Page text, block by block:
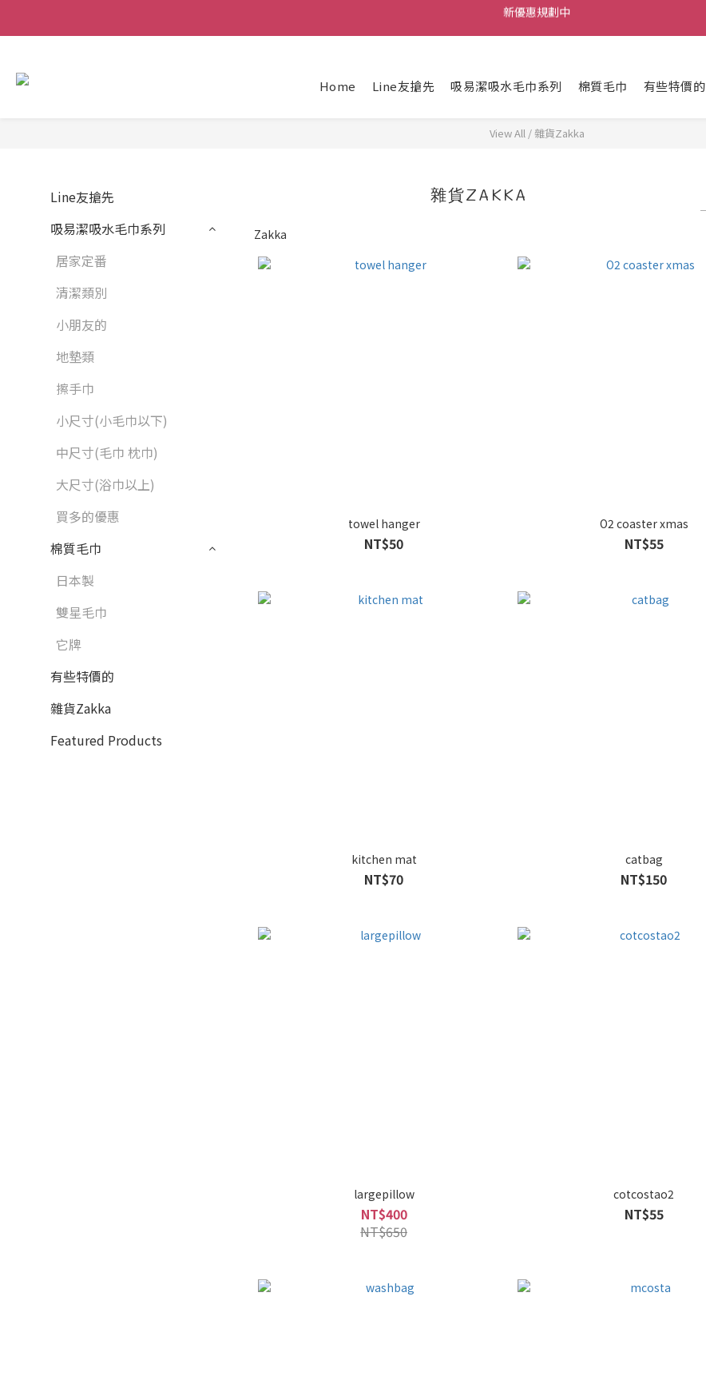
每筆訂單不限金額贈送小禮物
每筆訂單不限金額贈送小禮物
Home Line友搶先 吸易潔吸水毛巾系列 棉質毛巾 有些特價的
View All/雜貨Zakka
Line友搶先
吸易潔吸水毛巾系列
居家定番
清潔類別
小朋友的
地墊類
擦手巾
小尺寸(小毛巾以下)
中尺寸(毛巾 枕巾)
大尺寸(浴巾以上)
買多的優惠
棉質毛巾
日本製
雙星毛巾
它牌
有些特價的
雜貨Zakka
Featured Products
雜貨ZAKKA
Zakka
towel hanger
NT$50
O2 coaster xmas
NT$55
kitchen mat
NT$70
catbag
NT$150
largepillow
NT$400
NT$650
cotcostao2
NT$55